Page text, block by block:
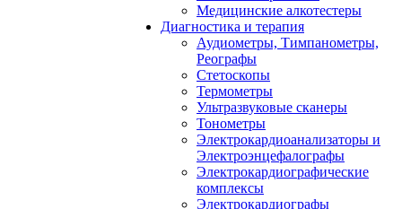
Медицинские алкотестеры
Диагностика и терапия
Аудиометры, Тимпанометры,
Реографы
Стетоскопы
Термометры
Ультразвуковые сканеры
Тонометры
Электрокардиоанализаторы и
Электроэнцефалографы
Электрокардиографические
комплексы
Электрокардиографы